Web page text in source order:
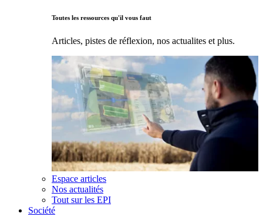
Toutes les ressources qu'il vous faut
Articles, pistes de réflexion, nos actualites et plus.
Espace articles
Nos actualités
Tout sur les EPI
Société